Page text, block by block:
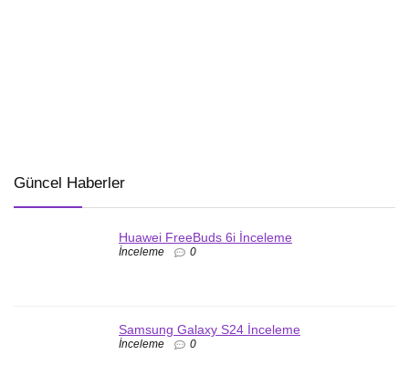
Güncel Haberler
Huawei FreeBuds 6i İnceleme
İnceleme 0
Samsung Galaxy S24 İnceleme
İnceleme 0